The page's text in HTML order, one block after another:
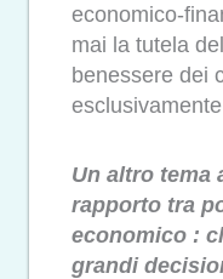
economico-
mai la tutela
benessere dei
Un altro tema
rapporto tra
economico :
grandi